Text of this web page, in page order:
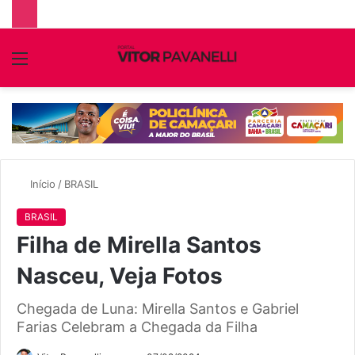
Menu
Início / BRASIL
BRASIL
Filha de Mirella Santos
Nasceu, Veja Fotos
Chegada de Luna: Mirella Santos e Gabriel
Farias Celebram a Chegada da Filha